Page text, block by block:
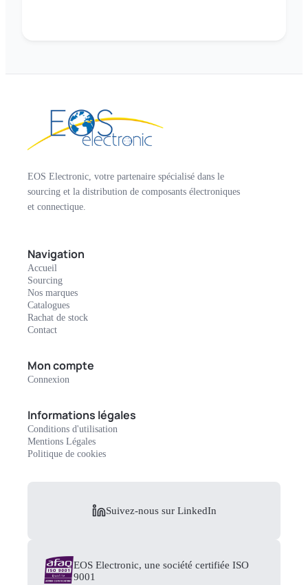
EOS Electronic, votre partenaire spécialisé dans le
sourcing et la distribution de composants électroniques
et connectique.
Navigation
Accueil
Sourcing
Nos marques
Catalogues
Rachat de stock
Contact
Mon compte
Connexion
Informations légales
Conditions d'utilisation
Mentions Légales
Politique de cookies
Suivez-nous sur LinkedIn
EOS Electronic, une société certifiée ISO
9001